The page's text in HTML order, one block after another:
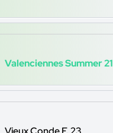
Valenciennes Summer 21